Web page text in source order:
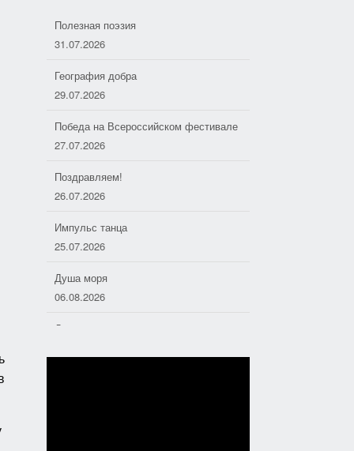
Полезная поэзия
31.07.2026
География добра
29.07.2026
Победа на Всероссийском фестивале
27.07.2026
Поздравляем!
26.07.2026
Импульс танца
25.07.2026
Душа моря
06.08.2026
Дорожные следопыты